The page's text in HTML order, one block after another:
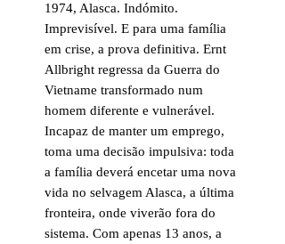
1974, Alasca. Indómito.
Imprevisível. E para uma família
em crise, a prova definitiva. Ernt
Allbright regressa da Guerra do
Vietname transformado num
homem diferente e vulnerável.
Incapaz de manter um emprego,
toma uma decisão impulsiva: toda
a família deverá encetar uma nova
vida no selvagem Alasca, a última
fronteira, onde viverão fora do
sistema. Com apenas 13 anos, a